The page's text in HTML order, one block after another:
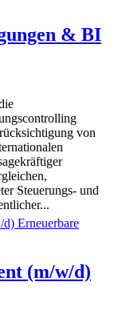
& BI
von
Steuerungs- und
(m/w/d)